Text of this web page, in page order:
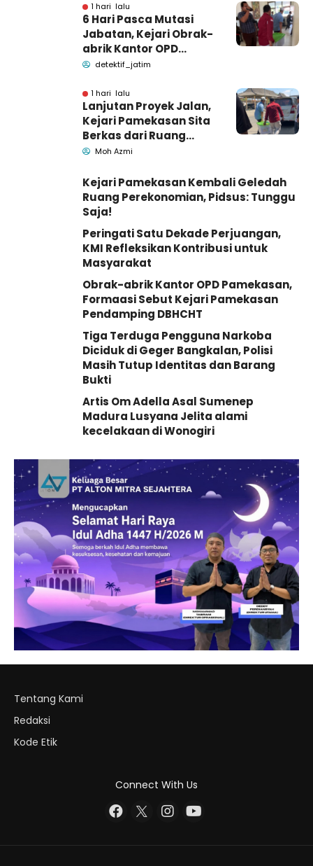
1 hari lalu
6 Hari Pasca Mutasi
Jabatan, Kejari Obrak-
abrik Kantor OPD
Pemkab Pamekasan
detektif_jatim
1 hari lalu
Lanjutan Proyek Jalan,
Kejari Pamekasan Sita
Berkas dari Ruang
Pemkab Pamekasan
Moh Azmi
Kejari Pamekasan Kembali Geledah
Ruang Perekonomian, Pidsus: Tunggu
Saja!
Peringati Satu Dekade Perjuangan,
KMI Refleksikan Kontribusi untuk
Masyarakat
Obrak-abrik Kantor OPD Pamekasan,
Formaasi Sebut Kejari Pamekasan
Pendamping DBHCHT
Tiga Terduga Pengguna Narkoba
Diciduk di Geger Bangkalan, Polisi
Masih Tutup Identitas dan Barang
Bukti
Artis Om Adella Asal Sumenep
Madura Lusyana Jelita alami
kecelakaan di Wonogiri
Tentang Kami
Redaksi
Kode Etik
Connect With Us